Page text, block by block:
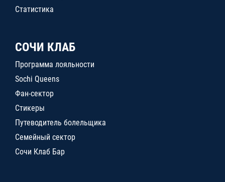
Статистика
СОЧИ КЛАБ
Программа лояльности
Sochi Queens
Фан-сектор
Стикеры
Путеводитель болельщика
Семейный сектор
Сочи Клаб Бар